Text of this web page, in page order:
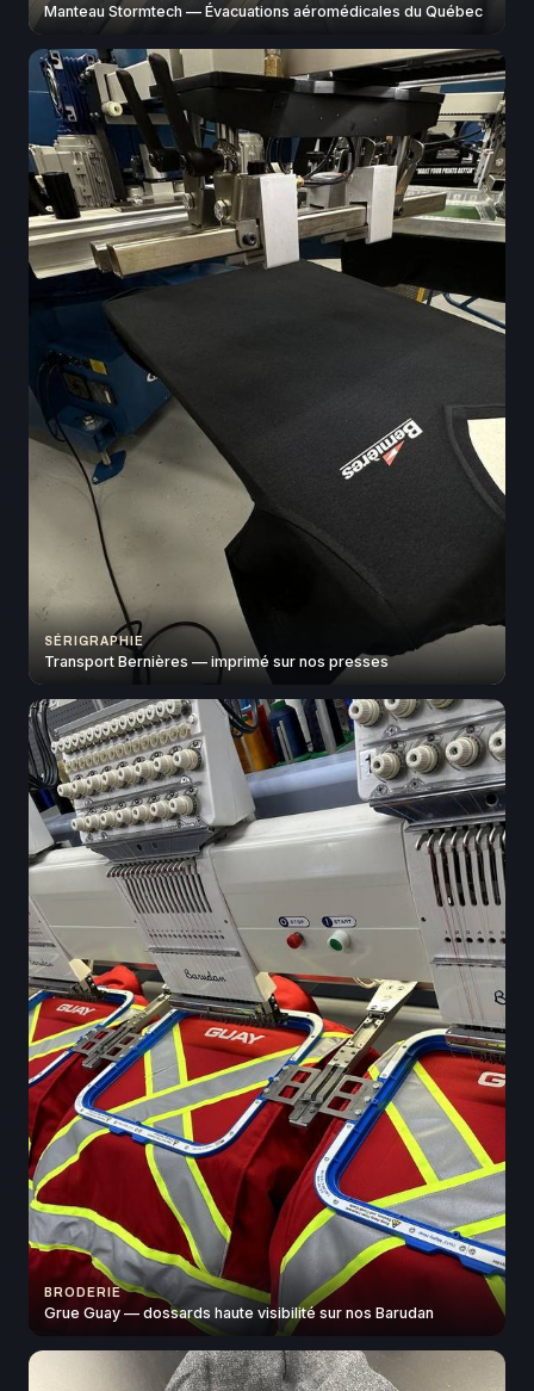
Manteau Stormtech — Évacuations aéromédicales du Québec
SÉRIGRAPHIE
Transport Bernières — imprimé sur nos presses
BRODERIE
Grue Guay — dossards haute visibilité sur nos Barudan